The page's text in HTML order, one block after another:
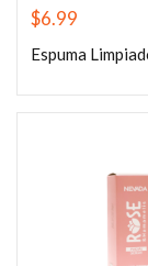
$6.99